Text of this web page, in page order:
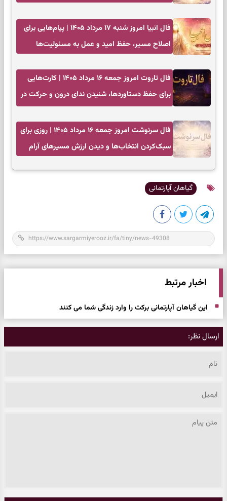
فال انبیا امروز شنبه ۱۷ مرداد ۱۴۰۵ | پیام‌هایی برای
اصلاح مسیر، حفظ امید و عمل به مسئولیت‌ها
فال تاروت امروز جمعه ۱۶ مرداد ۱۴۰۵ | کارت‌هایی
برای حفظ دستاوردها، شنیدن ندای درون و حرکت در
فال سرنوشت امروز جمعه ۱۶ مرداد ۱۴۰۵ | روزی برای
سبک‌کردن انتخاب‌ها و دیدن ارزش مسیرهای آرام
گیاهان آپارتمانی
اخبار مرتبط
این گیاهان آپارتمانی برکت را وارد زندگی شما می کنند
ارسال نظر: